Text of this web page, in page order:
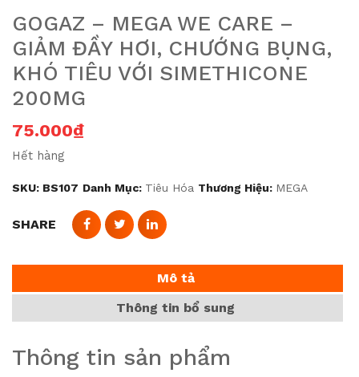
GOGAZ – MEGA WE CARE –
GIẢM ĐẦY HƠI, CHƯỚNG BỤNG,
KHÓ TIÊU VỚI SIMETHICONE
200MG
75.000₫
Hết hàng
SKU: BS107 Danh Mục: Tiêu Hóa Thương Hiệu: MEGA
SHARE
Mô tả
Thông tin bổ sung
Thông tin sản phẩm